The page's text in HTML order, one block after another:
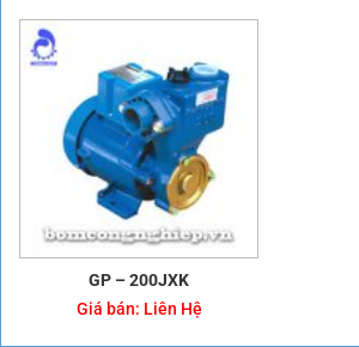
GP – 200JXK
Giá bán: Liên Hệ